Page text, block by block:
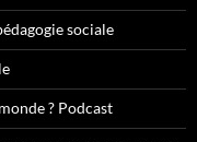
sociale
? Podcast